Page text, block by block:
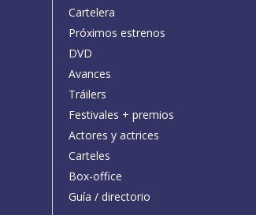
Cartelera
Próximos estrenos
DVD
Avances
Tráilers
Festivales + premios
Actores y actrices
Carteles
Box-office
Guía / directorio